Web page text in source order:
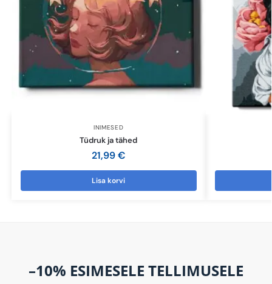
INIMESED
Tüdruk ja tähed
21,99€
Lisa korvi
–10% ESIMESELE TELLIMUSELE